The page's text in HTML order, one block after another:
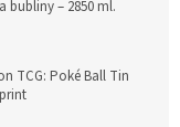
bubliny – 2850 ml.
TCG: Poké Ball Tin